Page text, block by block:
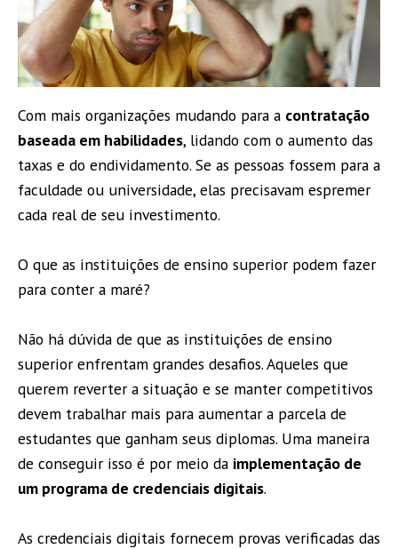
Com mais organizações mudando para a contratação
baseada em habilidades, lidando com o aumento das
taxas e do endividamento. Se as pessoas fossem para a
faculdade ou universidade, elas precisavam espremer
cada real de seu investimento.
O que as instituições de ensino superior podem fazer
para conter a maré?
Não há dúvida de que as instituições de ensino
superior enfrentam grandes desafios. Aqueles que
querem reverter a situação e se manter competitivos
devem trabalhar mais para aumentar a parcela de
estudantes que ganham seus diplomas. Uma maneira
de conseguir isso é por meio da implementação de
um programa de credenciais digitais.
As credenciais digitais fornecem provas verificadas das